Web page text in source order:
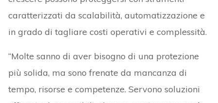
caratterizzati da scalabilità, automatizzazione e
in grado di tagliare costi operativi e complessità.
“Molte sanno di aver bisogno di una protezione
più solida, ma sono frenate da mancanza di
tempo, risorse e competenze. Servono soluzioni